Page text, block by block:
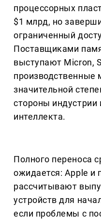
процессорных
$1 млрд, но
ограниченный
Поставщиками
выступают Micron,
производственные
значительной
стороны индустрии
интеллекта.
Полного переноса
ожидается: Apple и
рассчитывают
устройств для
если проблемы с